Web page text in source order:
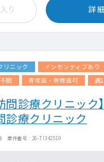
り 詳
リニック インセンティブあり
問 専攻医・専修医可 週
問診療クリニッ
診療クリニック
案件番号 : 26-TI342519